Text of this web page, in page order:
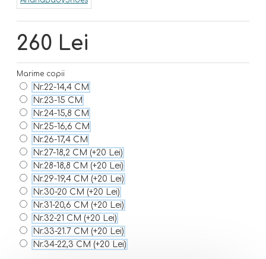
260 Lei
Marime copii
Nr.22-14,4 CM
Nr.23-15 CM
Nr.24-15,8 CM
Nr.25-16,6 CM
Nr.26-17,4 CM
Nr.27-18,2 CM (+20 Lei)
Nr.28-18,8 CM (+20 Lei)
Nr.29-19,4 CM (+20 Lei)
Nr.30-20 CM (+20 Lei)
Nr.31-20,6 CM (+20 Lei)
Nr.32-21 CM (+20 Lei)
Nr.33-21.7 CM (+20 Lei)
Nr.34-22,3 CM (+20 Lei)